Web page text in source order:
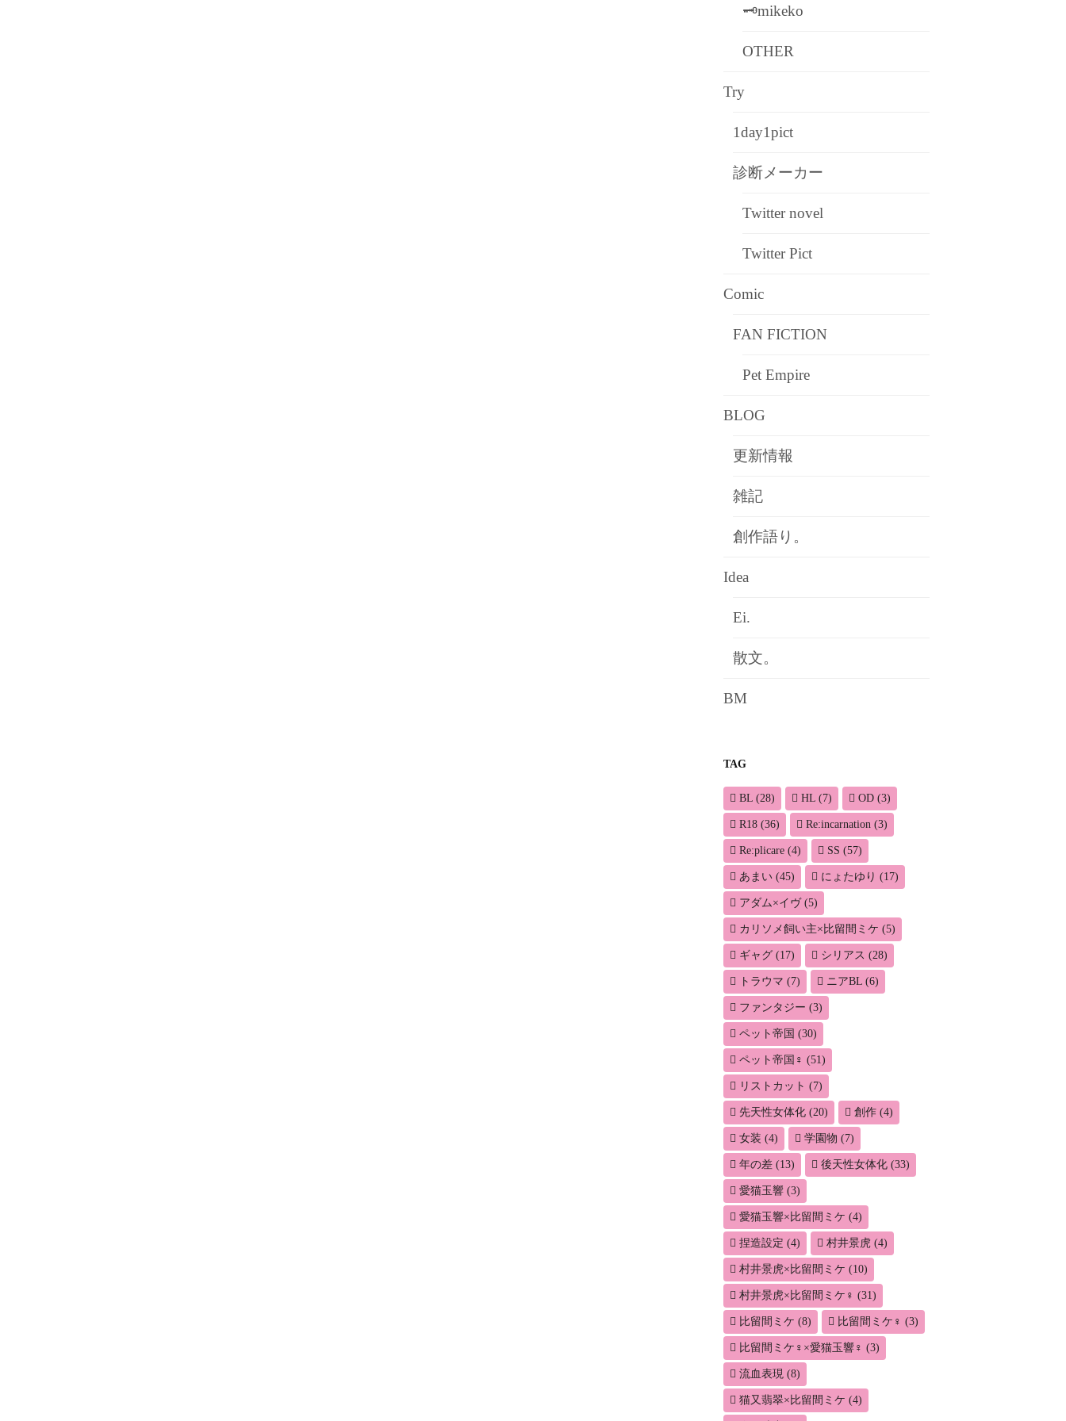
🗝mikeko
OTHER
Try
1day1pict
診断メーカー
Twitter novel
Twitter Pict
Comic
FAN FICTION
Pet Empire
BLOG
更新情報
雑記
創作語り。
Idea
Ei.
散文。
BM
TAG
BL (28) HL (7) OD (3)
R18 (36) Re:incarnation (3)
Re:plicare (4) SS (57)
あまい (45) にょたゆり (17)
アダム×イヴ(5)
カリソメ飼い主×比留間ミケ (5)
ギャグ (17) シリアス (28)
トラウマ (7) ニアBL (6)
ファンタジー (3)
ペット帝国 (30)
ペット帝国♀ (51)
リストカット (7)
先天性女体化 (20) 創作 (4)
女装 (4) 学園物 (7)
年の差 (13) 後天性女体化 (33)
愛猫玉響 (3)
愛猫玉響×比留間ミケ (4)
捏造設定 (4) 村井景虎 (4)
村井景虎×比留間ミケ (10)
村井景虎×比留間ミケ♀ (31)
比留間ミケ (8) 比留間ミケ♀ (3)
比留間ミケ♀×愛猫玉響♀ (3)
流血表現 (8)
猫又翡翠×比留間ミケ (4)